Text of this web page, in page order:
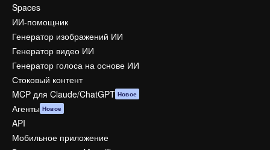
Spaces
ИИ-помощник
Генератор изображений ИИ
Генератор видео ИИ
Генератор голоса на основе ИИ
Стоковый контент
MCP для Claude/ChatGPT Новое
Агенты Новое
API
Мобильное приложение